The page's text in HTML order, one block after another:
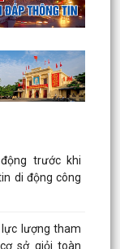
trước khi
di động công
lực lượng tham
sở giỏi toàn